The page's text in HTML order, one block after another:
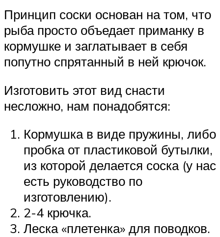
Принцип соски основан на том, что
рыба просто объедает приманку в
кормушке и заглатывает в себя
попутно спрятанный в ней крючок.
Изготовить этот вид снасти
несложно, нам понадобятся:
Кормушка в виде пружины, либо
пробка от пластиковой бутылки,
из которой делается соска (у нас
есть руководство по
изготовлению).
2-4 крючка.
Леска «плетенка» для поводков.